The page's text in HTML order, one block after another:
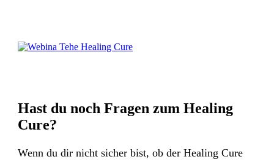
Hast du noch Fragen zum Healing
Cure?
Wenn du dir nicht sicher bist, ob der Healing Cure